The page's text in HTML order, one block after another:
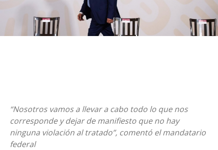
“Nosotros vamos a llevar a cabo todo lo que nos
corresponde y dejar de manifiesto que no hay
ninguna violación al tratado”, comentó el mandatario
federal